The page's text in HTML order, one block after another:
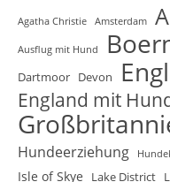
Agatha Christie Amsterdam
Ausflug mit Hund
Dartmoor Devon
England mit
Hundeerziehung
Isle of Skye Lake District